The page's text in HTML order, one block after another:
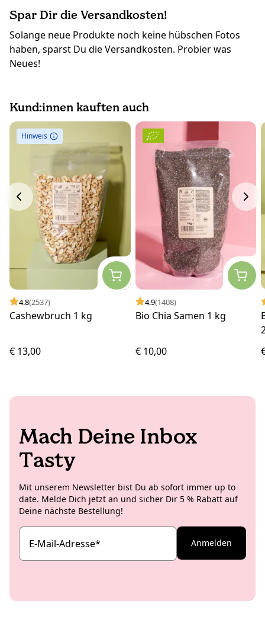
Spar Dir die Versandkosten!
Solange neue Produkte noch keine hübschen Fotos
haben, sparst Du die Versandkosten. Probier was
Neues!
Kund:innen kauften auch
Hinweis
4.8(2537)
Cashewbruch 1 kg
€ 13,00
4.9(1408)
Bio Chia Samen 1 kg
€ 10,00
Mach Deine Inbox
Tasty
Mit unserem Newsletter bist Du ab sofort immer up to
date. Melde Dich jetzt an und sicher Dir 5 % Rabatt auf
Deine nächste Bestellung!
E-Mail-Adresse* Anmelden